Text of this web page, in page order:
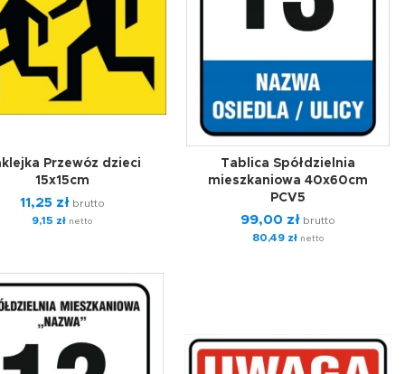
Przewóz dzieci
15x15cm
11,25 złbrutto
9,15 zł netto
Tablica Spółdzielnia
mieszkaniowa 40x60cm
PCV5
99,00 złbrutto
80,49 złnetto